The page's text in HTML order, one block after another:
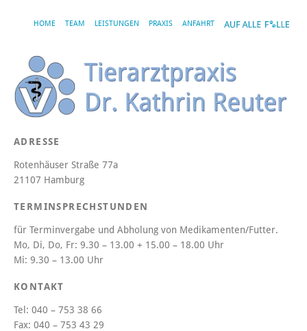
HOME TEAM LEISTUNGEN PRAXIS ANFAHRT
ADRESSE
Rotenhäuser Straße 77a
21107 Hamburg
TERMINSPRECHSTUNDEN
für Terminvergabe und Abholung von Medikamenten/Futter.
Mo, Di, Do, Fr: 9.30 – 13.00 + 15.00 – 18.00 Uhr
Mi: 9.30 – 13.00 Uhr
KONTAKT
Tel: 040 – 753 38 66
Fax: 040 – 753 43 29